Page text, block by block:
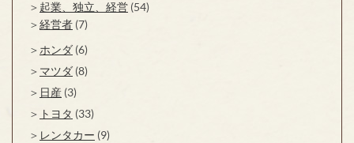
起業、独立、経営 (54)
経営者 (7)
ホンダ (6)
マツダ (8)
日産 (3)
トヨタ (33)
レンタカー (9)